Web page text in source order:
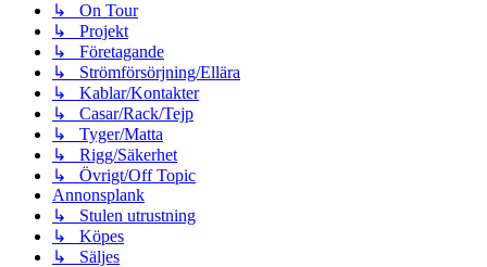
↳ On Tour
↳ Projekt
↳ Företagande
↳ Strömförsörjning/Ellära
↳ Kablar/Kontakter
↳ Casar/Rack/Tejp
↳ Tyger/Matta
↳ Rigg/Säkerhet
↳ Övrigt/Off Topic
Annonsplank
↳ Stulen utrustning
↳ Köpes
↳ Säljes